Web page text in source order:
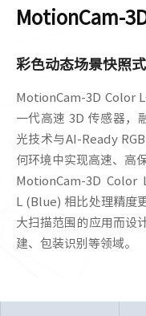
MotionCam-
彩色动态场景快照
MotionCam-3D Color
一代高速 3D 传感器，
光技术与AI-Ready
何环境中实现高速、高
MotionCam-3D
L (Blue) 相比处理精度
大扫描范围的应用而设
建、包装识别等领域。